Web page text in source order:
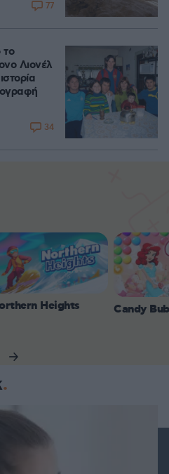
77
Λιονέλ
34
Heights Candy